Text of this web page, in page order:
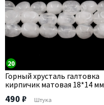
20
Горный хрусталь галтовка
кирпичик матовая 18*14 мм
490 ₽ Штука